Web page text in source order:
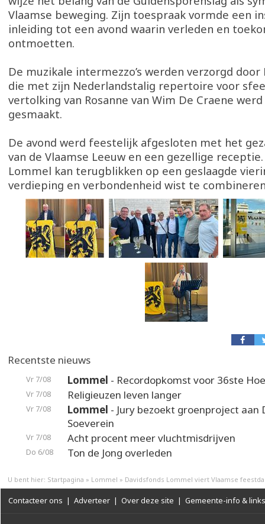
Vlaamse beweging. Zijn toespraak vormde een
inleiding tot een avond waarin verleden en
ontmoetten.
De muzikale intermezzo’s werden verzorgd door
die met zijn Nederlandstalig repertoire voor
vertolking van Rosanne van Wim De Craene
gesmaakt.
De avond werd feestelijk afgesloten met het
van de Vlaamse Leeuw en een gezellige
Lommel kan terugblikken op een geslaagde
verdieping en verbondenheid wist te
Recentste nieuws
Vr 7/08 Lommel - Recordopkomst voor 36ste
Vr 7/08 Religieuzen leven langer
Vr 7/08 Lommel - Jury bezoekt groenproject aan
Soeverein
Vr 7/08 Acht procent meer vluchtmisdrijven
Do 6/08 Ton de Jong overleden
U bent hier: Startpagina » Lommel » Davidsfonds Lommel viert Vlaamse
Contacteer ons | Adverteer | Over deze site | Gemeente-info & links